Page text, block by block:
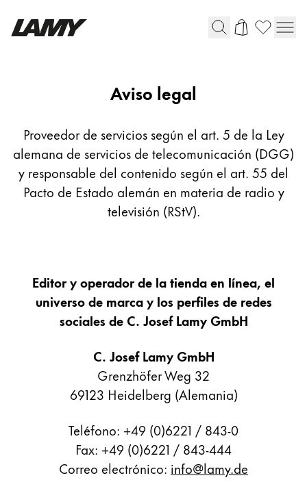
Bolígrafos
Portaminas
Roller
Bolígrafos multifunción
Pintura y dibujo
Lápices de colores
Complementos
Black Magic Edition
Complementos y recambios
Aviso legal
Proveedor de servicios según el art. 5 de la Ley
alemana de servicios de telecomunicación (DGG)
y responsable del contenido según el art. 55 del
Pacto de Estado alemán en materia de radio y
televisión (RStV).
Editor y operador de la tienda en línea, el
universo de marca y los perfiles de redes
sociales de C. Josef Lamy GmbH
C. Josef Lamy GmbH
Grenzhöfer Weg 32
69123 Heidelberg (Alemania)
Teléfono: +49 (0)6221 / 843-0
Fax: +49 (0)6221 / 843-444
Correo electrónico: info@lamy.de